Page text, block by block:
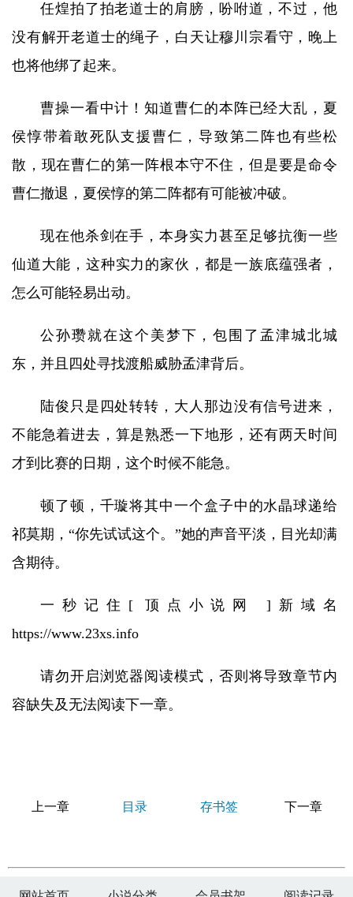
任煌拍了拍老道士的肩膀，吩咐道，不过，他
没有解开老道士的绳子，白天让穆川宗看守，晚上
也将他绑了起来。
曹操一看中计！知道曹仁的本阵已经大乱，夏
侯惇带着敢死队支援曹仁，导致第二阵也有些松
散，现在曹仁的第一阵根本守不住，但是要是命令
曹仁撤退，夏侯惇的第二阵都有可能被冲破。
现在他杀剑在手，本身实力甚至足够抗衡一些
仙道大能，这种实力的家伙，都是一族底蕴强者，
怎么可能轻易出动。
公孙瓒就在这个美梦下，包围了孟津城北城
东，并且四处寻找渡船威胁孟津背后。
陆俊只是四处转转，大人那边没有信号进来，
不能急着进去，算是熟悉一下地形，还有两天时间
才到比赛的日期，这个时候不能急。
顿了顿，千璇将其中一个盒子中的水晶球递给
祁莫期，“你先试试这个。”她的声音平淡，目光却满
含期待。
一秒记住[ 顶点小说网 ]新域名
https://www.23xs.info
请勿开启浏览器阅读模式，否则将导致章节内
容缺失及无法阅读下一章。
上一章 目录 存书签 下一章